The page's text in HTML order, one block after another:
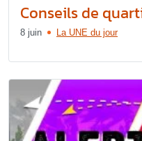
Conseils de
8 juin La UNE du jour